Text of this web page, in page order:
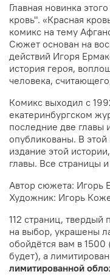
Главная новинка
кровь". «Красная
комикс на тему
Сюжет основан на
действий Игоря
история героя,
человека,
Комикс выходил с
екатеринбургском
последние две главы
опубликованы. В
издание этой
главы. Все страницы
Автор сюжета: Игорь
Художник: Игорь
112 страниц,
на выбор, украшены
обойдётся вам в
будет), а
лимитированной